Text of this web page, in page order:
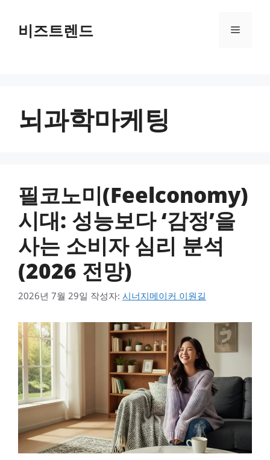
건너뛰기비즈트렌드 메뉴
뇌과학마케팅
필코노미(Feelconomy)
시대: 성능보다 ‘감정’을
사는 소비자 심리 분석
(2026 전망)
2026년 7월 29일 작성자: 시너지메이커 이원길